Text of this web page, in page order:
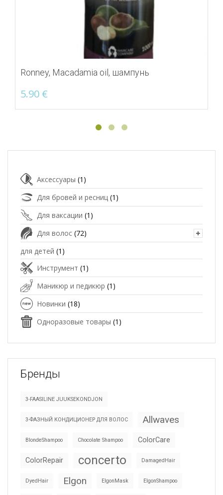
Ronney, Macadamia oil, шампунь
5.90 €
Аксессуары (1)
Для бровей и ресниц (1)
Для ваксации (1)
Для волос (72)
для детей (1)
Инструмент (1)
Маникюр и педикюр (1)
Новинки (18)
Одноразовые товары (1)
Бренды
3-FAASILINE JUUKSEKONDJON
3-ФАЗНЫЙ КОНДИЦИОНЕР ДЛЯ ВОЛОС Allwaves
BlondeShampoo Chocolate Shampoo ColorCare
ColorRepair concerto DamagedHair
DyedHair Elgon ElgonMask ElgonShampoo